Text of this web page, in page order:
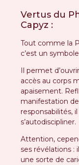
Vertus du
Capyz :
Tout comme la
c’est un
Il permet
accès au corps
apaisement.
manifestation
responsabilités,
s’autodiscipliner.
Attention,
ses révélations :
une sorte de